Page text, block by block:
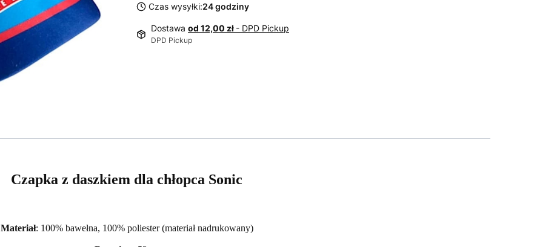
Czas wysyłki:24 godziny
Dostawa od 12,00 zł - DPD Pickup
DPD Pickup
Czapka z daszkiem dla chłopca Sonic
Materiał: 100% bawełna, 100% poliester (materiał nadrukowany)